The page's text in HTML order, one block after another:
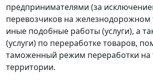
предпринимателями (за
перевозчиков на железнодорожном
иные подобные работы (услуги), а
(услуги) по переработке товаров,
таможенный режим переработки
территории.